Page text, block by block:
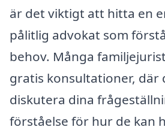
är det viktigt att hitta en
pålitlig advokat som
behov. Många
gratis konsultationer, där
diskutera dina
förståelse för hur de kan